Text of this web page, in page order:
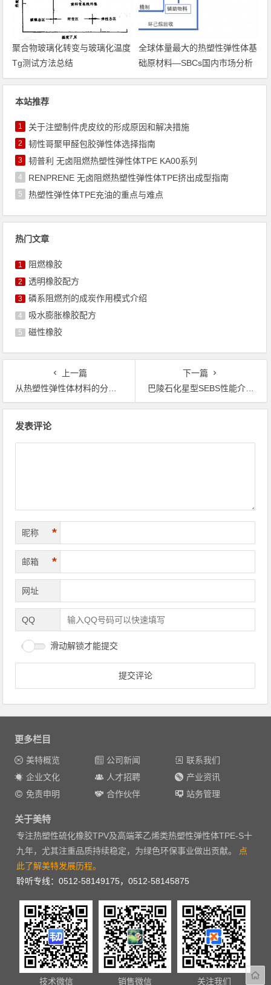
聚合物玻璃化转变与玻璃化温度
Tg测试方法总结
全球体量最大的热塑性弹性体基
础原材料—SBCs国内市场分析
本站推荐
1 关于注塑制件虎皮纹的形成原因和解决措施
2 韧性哥聚甲醛包胶弹性体选择指南
3 韧普利 无卤阻燃热塑性弹性体TPE KA00系列
4 RENPRENE 无卤阻燃热塑性弹性体TPE挤出成型指南
5 热塑性弹性体TPE充油的重点与难点
热门文章
1 阻燃橡胶
2 透明橡胶配方
3 磷系阻燃剂的成炭作用模式介绍
4 吸水膨胀橡胶配方
5 磁性橡胶
上一篇
从热塑性弹性体材料的分解看材料试验到量产的不同
下一篇
巴陵石化星型SEBS性能介绍及应用
发表评论
昵称 *
邮箱 *
网址
QQ
滑动解锁才能提交
更多栏目
美特概览 公司新闻
联系我们
企业文化
人才招聘
产业资讯
免责申明
合作伙伴 站务管理
关于美特
专注热塑性硫化橡胶TPV及高端苯乙烯类热塑性弹性体TPE-S十
九年，尤其注重品质持续稳定，为绿色环保事业做出贡献。 点
此了解美特发展历程。
聆听专线：0512-58149175，0512-58145875
技术微信 销售微信 关注我们